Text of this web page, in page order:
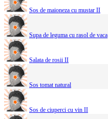
Sos de maioneza cu mustar II
Supa de leguma cu rasol de vaca
Salata de rosii II
Sos tomat natural
Sos de ciuperci cu vin II